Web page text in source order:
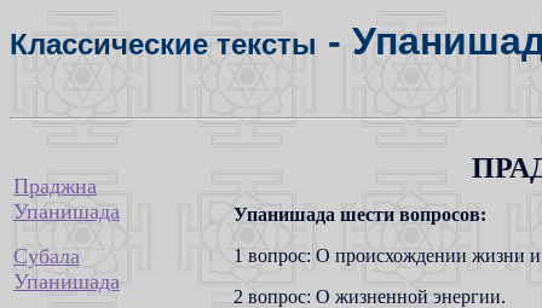
Классические тексты -
Праджна
Упанишада
Субала
Упанишада
Упанишада шести вопросов:
1 вопрос: О происхождении жизни
2 вопрос: О жизненной энергии.